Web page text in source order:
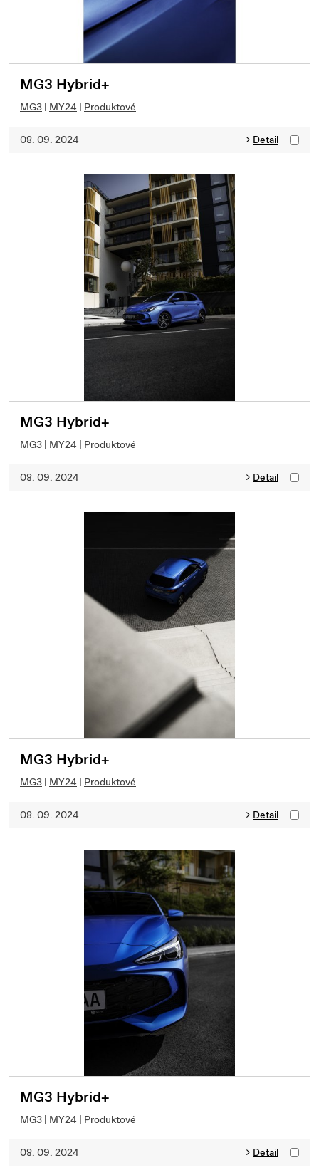
MG3 Hybrid+
MG3 | MY24 | Produktové
08. 09. 2024 Detail
MG3 Hybrid+
MG3 | MY24 | Produktové
08. 09. 2024 Detail
MG3 Hybrid+
MG3 | MY24 | Produktové
08. 09. 2024 Detail
MG3 Hybrid+
MG3 | MY24 | Produktové
08. 09. 2024 Detail